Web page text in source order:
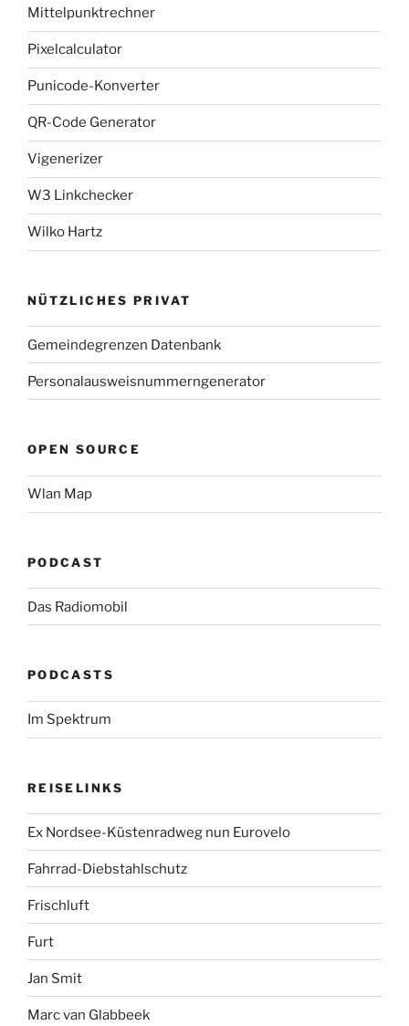
Mittelpunktrechner
Pixelcalculator
Punicode-Konverter
QR-Code Generator
Vigenerizer
W3 Linkchecker
Wilko Hartz
NÜTZLICHES PRIVAT
Gemeindegrenzen Datenbank
Personalausweisnummerngenerator
OPEN SOURCE
Wlan Map
PODCAST
Das Radiomobil
PODCASTS
Im Spektrum
REISELINKS
Ex Nordsee-Küstenradweg nun Eurovelo
Fahrrad-Diebstahlschutz
Frischluft
Furt
Jan Smit
Marc van Glabbeek